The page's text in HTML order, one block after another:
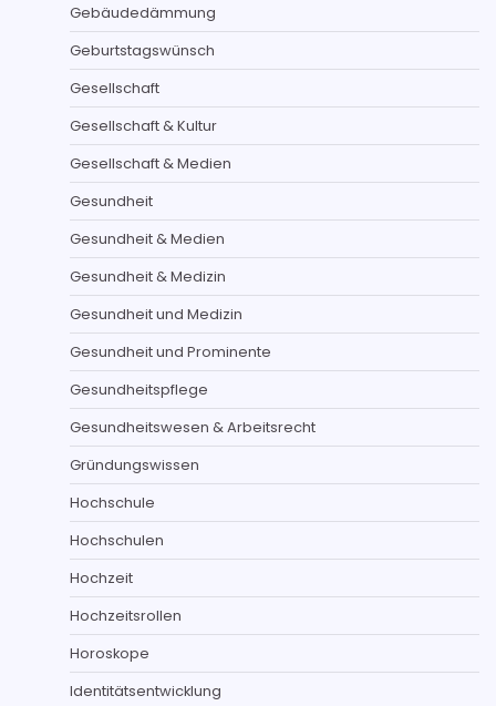
Gebäudedämmung
Geburtstagswünsch
Gesellschaft
Gesellschaft & Kultur
Gesellschaft & Medien
Gesundheit
Gesundheit & Medien
Gesundheit & Medizin
Gesundheit und Medizin
Gesundheit und Prominente
Gesundheitspflege
Gesundheitswesen & Arbeitsrecht
Gründungswissen
Hochschule
Hochschulen
Hochzeit
Hochzeitsrollen
Horoskope
Identitätsentwicklung